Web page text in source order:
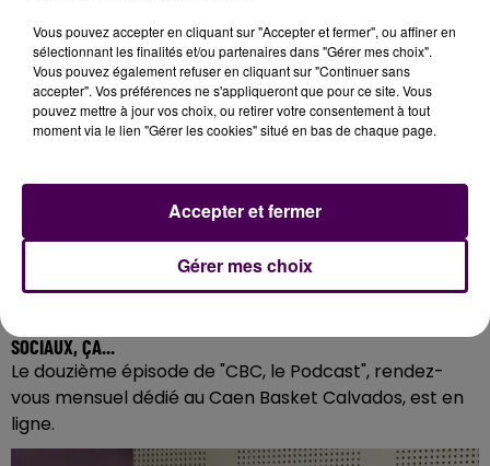
SOCIAUX, ÇA...
Le douzième épisode de "CBC, le Podcast", rendez-
vous mensuel dédié au Caen Basket Calvados, est en
ligne.
Vous pouvez accepter en cliquant sur "Accepter et fermer", ou affiner en
sélectionnant les finalités et/ou partenaires dans "Gérer mes choix".
Vous pouvez également refuser en cliquant sur "Continuer sans
accepter". Vos préférences ne s'appliqueront que pour ce site. Vous
pouvez mettre à jour vos choix, ou retirer votre consentement à tout
moment via le lien "Gérer les cookies" situé en bas de chaque page.
Gérer mes choix
Accepter et fermer